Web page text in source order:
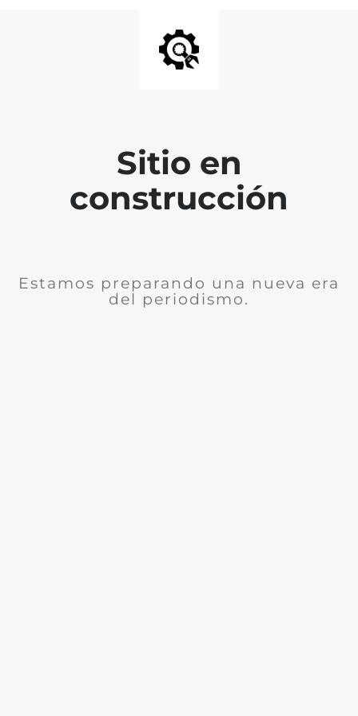
Sitio en
construcción
Estamos preparando una nueva era
del periodismo.